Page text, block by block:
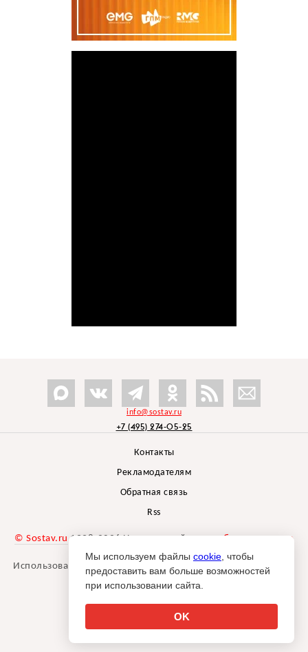
info@sostav.ru
+7 (495) 274-05-25
Контакты
Рекламодателям
Обратная связь
Rss
© Sostav.ru 1998-2026 Независимый проектбрендингового
агентства Depot
Использование материалов Sostav.ru допустимо только при
указании источника.
Мы используем файлы cookie , чтобы
предоставить вам больше возможностей
при использовании сайта.
OK